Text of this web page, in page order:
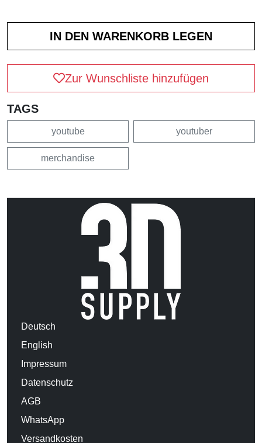
Zur Wunschliste hinzufügen
TAGS
youtube youtuber
merchandise
Deutsch
English
Impressum
Datenschutz
AGB
WhatsApp
Versandkosten